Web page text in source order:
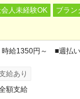
人未経験OK
ブラン
時給1350円～ ■週払
給あり
額支給